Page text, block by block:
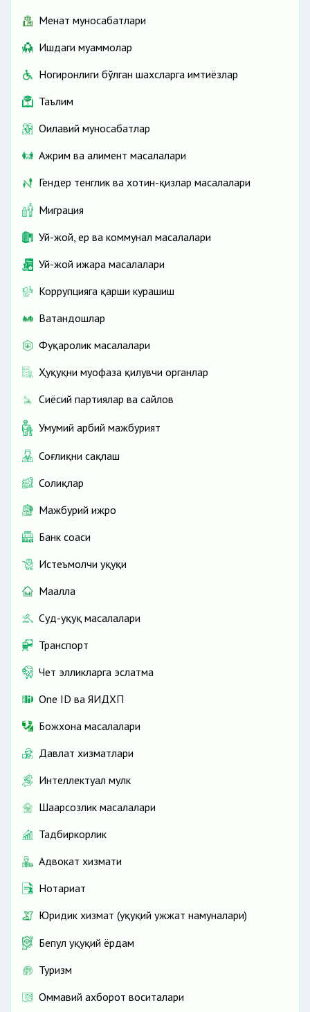
Меҳнат муносабатлари
Ишдаги муаммолар
Ногиронлиги бўлган шахсларга имтиёзлар
Таълим
Оилавий муносабатлар
Ажрим ва алимент масалалари
Гендер тенглик ва хотин-қизлар масалалари
Миграция
Уй-жой, ер ва коммунал масалалари
Уй-жой ижара масалалари
Коррупцияга қарши курашиш
Ватандошлар
Фуқаролик масалалари
Ҳуқуқни муҳофаза қилувчи органлар
Сиёсий партиялар ва сайлов
Умумий ҳарбий мажбурият
Соғлиқни сақлаш
Солиқлар
Мажбурий ижро
Банк соҳаси
Истеъмолчи ҳуқуқи
Маҳалла
Суд-ҳуқуқ масалалари
Транспорт
Чет элликларга эслатма
One ID ва ЯИДХП
Божхона масалалари
Давлат хизматлари
Интеллектуал мулк
Шаҳарсозлик масалалари
Тадбиркорлик
Адвокат хизмати
Нотариат
Юридик хизмат (ҳуқуқий ҳужжат намуналари)
Бепул ҳуқуқий ёрдам
Туризм
Оммавий ахборот воситалари